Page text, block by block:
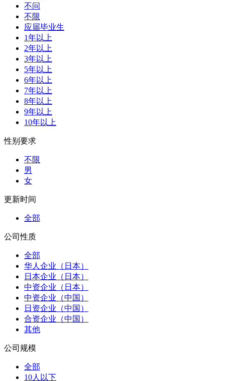
不问
不限
应届毕业生
1年以上
2年以上
3年以上
5年以上
6年以上
7年以上
8年以上
9年以上
10年以上
性别要求
不限
男
女
更新时间
全部
公司性质
全部
华人企业（日本）
日本企业（日本）
中资企业（日本）
中资企业（中国）
日资企业（中国）
合资企业（中国）
其他
公司规模
全部
10人以下